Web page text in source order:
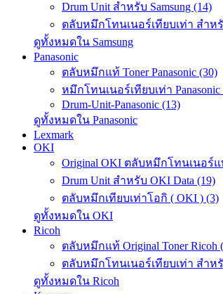
Drum Unit สำหรับ Samsung (14)
ตลับหมึกโทนเนอร์เทียบเท่า สำหรั
ดูทั้งหมดใน Samsung
Panasonic
ตลับหมึกแท้ Toner Panasonic (30)
หมึกโทนเนอร์เทียบเท่า Panasonic
Drum-Unit-Panasonic (13)
ดูทั้งหมดใน Panasonic
Lexmark
OKI
Original OKI ตลับหมึกโทนเนอร์แ
Drum Unit สำหรับ OKI Data (19)
ตลับหมึกเทียบเท่าโอกิ ( OKI ) (3)
ดูทั้งหมดใน OKI
Ricoh
ตลับหมึกแท้ Original Toner Ricoh
ตลับหมึกโทนเนอร์เทียบเท่า สำหรั
ดูทั้งหมดใน Ricoh